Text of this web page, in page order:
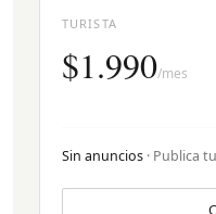
TURISTA
$1.990/mes
Sin anuncios · Publica